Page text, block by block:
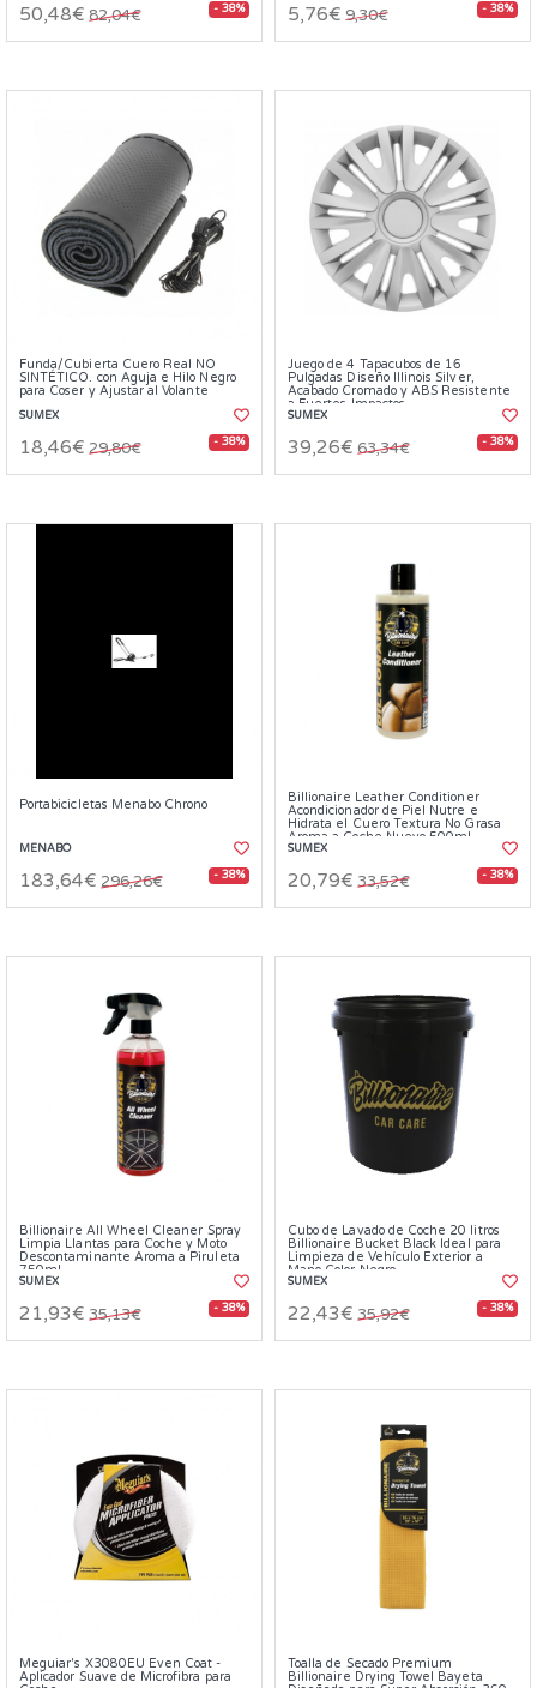
50,48€ 82,04€ - 38% 5,76€ 9,30€ - 38%
Funda/Cubierta Cuero Real NO
SINTÉTICO. con Aguja e Hilo Negro
para Coser y Ajustar al Volante
SUMEX
18,46€ 29,80€ - 38%
Juego de 4 Tapacubos de 16
Pulgadas Diseño Illinois Silver,
Acabado Cromado y ABS Resistente
a Fuertes Impactos
SUMEX
39,26€ 63,34€ - 38%
Portabicicletas Menabo Chrono
MENABO
183,64€ 296,26€ - 38%
Billionaire Leather Conditioner
Acondicionador de Piel Nutre e
Hidrata el Cuero Textura No Grasa
Aroma a Coche Nuevo 500ml
SUMEX
20,79€ 33,52€ - 38%
Billionaire All Wheel Cleaner Spray
Limpia Llantas para Coche y Moto
Descontaminante Aroma a Piruleta
750ml
SUMEX
21,93€ 35,13€ - 38%
Cubo de Lavado de Coche 20 litros
Billionaire Bucket Black Ideal para
Limpieza de Vehículo Exterior a
Mano Color Negro
SUMEX
22,43€ 35,92€ - 38%
Meguiar's X3080EU Even Coat -
Aplicador Suave de Microfibra para
Toalla de Secado Premium
Billionaire Drying Towel Bayeta